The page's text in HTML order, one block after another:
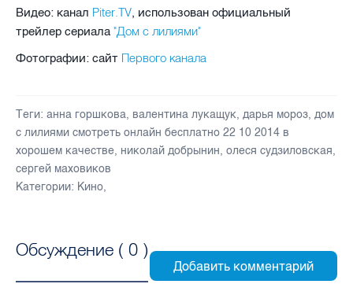
Видео: канал Piter.TV, использован официальный
трейлер сериала "Дом с лилиями"
Фотографии: сайт Первого канала
Теги: анна горшкова, валентина лукащук, дарья мороз, дом
с лилиями смотреть онлайн бесплатно 22 10 2014 в
хорошем качестве, николай добрынин, олеся судзиловская,
сергей маховиков
Категории: Кино,
Обсуждение ( 0 )